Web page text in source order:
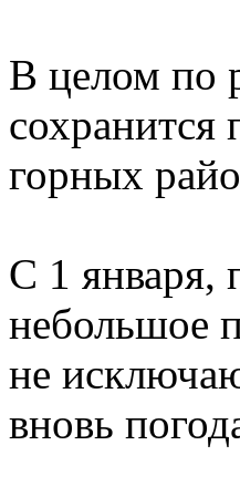
В целом по
сохранится
горных
С 1 января,
небольшое
не
вновь